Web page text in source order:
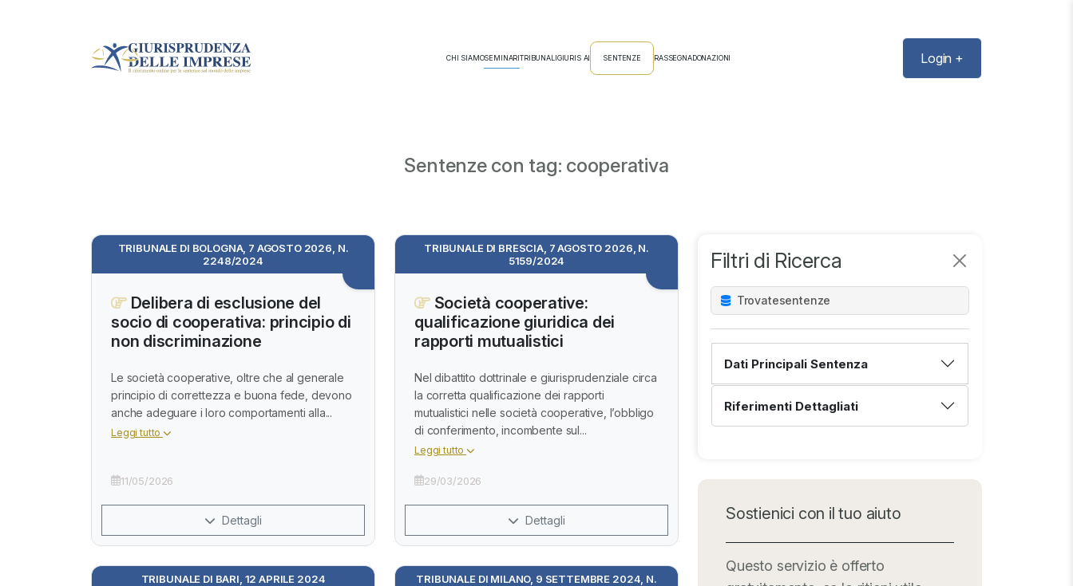
CHI SIAMOSEMINARITRIBUNALIGIURIS AI SENTENZE RASSEGNADONAZIONI Login +
Sentenze con tag: cooperativa
Filtri di Ricerca
Trovatesentenze
Dati Principali Sentenza
Riferimenti Dettagliati
Sostienici con il tuo aiuto
Questo servizio è offerto
TRIBUNALE DI BOLOGNA, 7 AGOSTO 2026, N.
2248/2024
Delibera di esclusione del
socio di cooperativa: principio di
non discriminazione
Le società cooperative, oltre che al generale
principio di correttezza e buona fede, devono
anche adeguare i loro comportamenti alla...
Leggi tutto
11/05/2026
Dettagli
TRIBUNALE DI BRESCIA, 7 AGOSTO 2026, N.
5159/2024
Società cooperative:
qualificazione giuridica dei
rapporti mutualistici
Nel dibattito dottrinale e giurisprudenziale circa
la corretta qualificazione dei rapporti
mutualistici nelle società cooperative, l’obbligo
di conferimento, incombente sul...
Leggi tutto
29/03/2026
Dettagli
TRIBUNALE DI BARI, 12 APRILE 2024
TRIBUNALE DI MILANO, 9 SETTEMBRE 2024, N.